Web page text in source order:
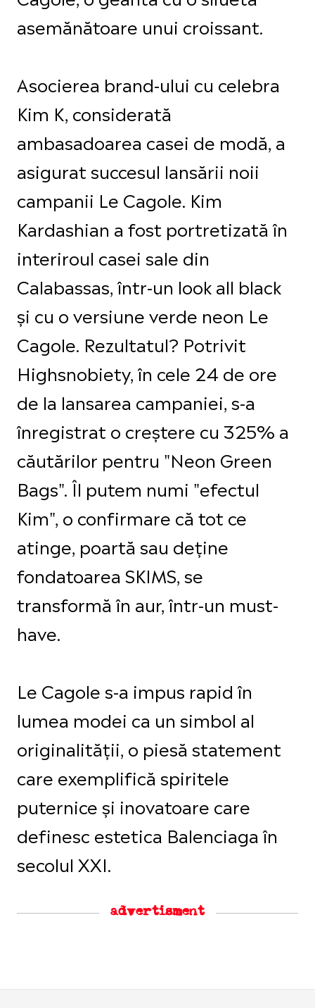
asemănătoare unui croissant.
Asocierea brand-ului cu celebra
Kim K, considerată
ambasadoarea casei de modă, a
asigurat succesul lansării noii
campanii Le Cagole. Kim
Kardashian a fost portretizată în
interiroul casei sale din
Calabassas, într-un look all black
și cu o versiune verde neon Le
Cagole. Rezultatul? Potrivit
Highsnobiety, în cele 24 de ore
de la lansarea campaniei, s-a
înregistrat o creștere cu 325% a
căutărilor pentru "Neon Green
Bags". Îl putem numi "efectul
Kim", o confirmare că tot ce
atinge, poartă sau deține
fondatoarea SKIMS, se
transformă în aur, într-un must-
have.
Le Cagole s-a impus rapid în
lumea modei ca un simbol al
originalității, o piesă statement
care exemplifică spiritele
puternice și inovatoare care
definesc estetica Balenciaga în
secolul XXI.
advertisment